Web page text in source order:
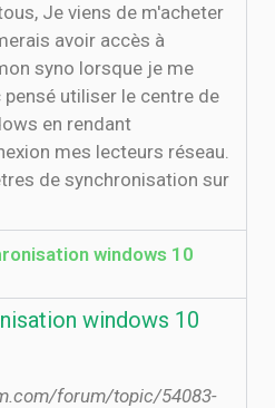
Je viens de m'acheter
avoir accès à
syno lorsque je me
utiliser le centre de
en rendant
mes lecteurs réseau.
de synchronisation sur
windows 10
windows 10
forum/topic/54083-